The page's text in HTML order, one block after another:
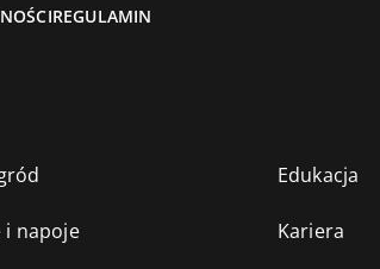
REGULAMIN
Edukacja
i napoje Kariera